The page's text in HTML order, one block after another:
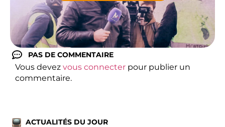
PAS DE COMMENTAIRE
Vous devez vous connecter pour publier un
commentaire.
ACTUALITÉS DU JOUR